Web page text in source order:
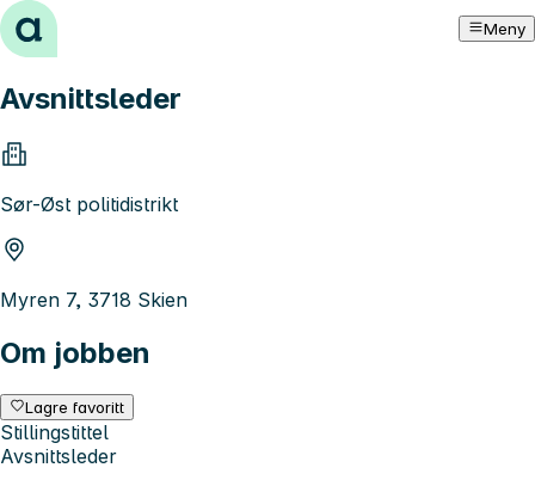
Hopp til innhold Meny
Avsnittsleder
Sør-Øst politidistrikt
Myren 7, 3718 Skien
Om jobben
Lagre favoritt
Stillingstittel
Avsnittsleder